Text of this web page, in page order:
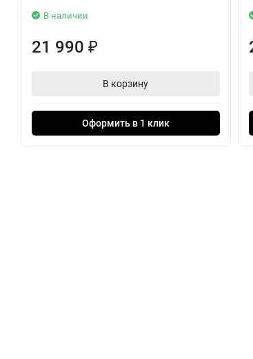
Нужно продолжать работу, когда батарея
Поддерживается подключение как по Bluetooth,
дополнительного адаптера переменного тока,
В наличии
21 990 ₽
В корзину
Оформить в 1 клик